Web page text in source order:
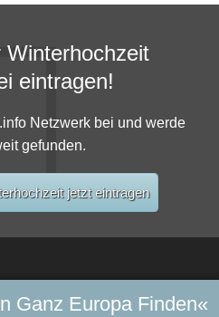
Winterhochzeit
eintragen!
Netzwerk bei und werde
gefunden.
jetzt eintragen
Ganz Europa Finden«